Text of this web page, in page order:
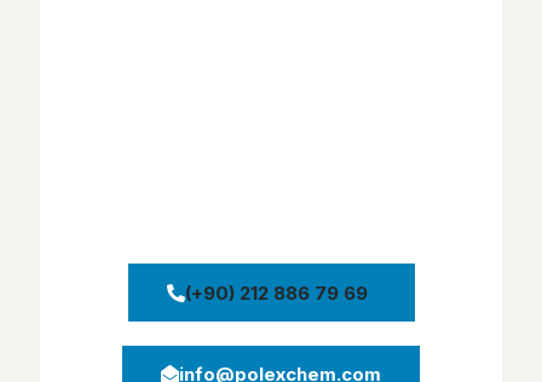
(+90) 212 886 79 69
info@polexchem.com